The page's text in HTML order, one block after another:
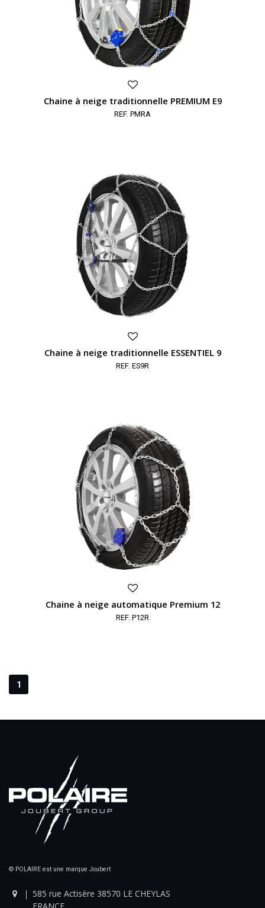
Chaine à neige traditionnelle PREMIUM E9
REF. PMRA
Chaine à neige traditionnelle ESSENTIEL 9
REF. ES9R
Chaine à neige automatique Premium 12
REF. P12R
1
© POLAIRE est une marque Joubert
585 rue Actisère 38570 LE CHEYLAS